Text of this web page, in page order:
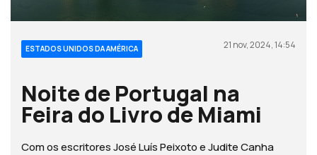
ESTADOS UNIDOS DA AMÉRICA 21 nov, 2024, 14:54
Noite de Portugal na
Feira do Livro de Miami
Com os escritores José Luís Peixoto e Judite Canha